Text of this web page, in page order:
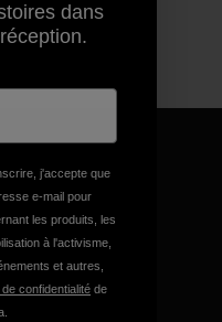
tous les
nous
dans
j'accepte que
e-mail pour
les produits, les
à l'activisme,
et autres,
de confidentialité de